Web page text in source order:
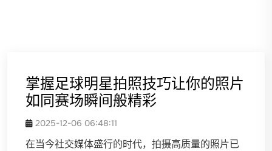
掌握足球明星拍照技巧让你的照片
如同赛场瞬间般精彩
2025-12-06 06:48:11
在当今社交媒体盛行的时代，拍摄高质量的照片已